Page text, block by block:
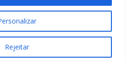
Rejeitar
–TemaOnePresspor
FameThemes